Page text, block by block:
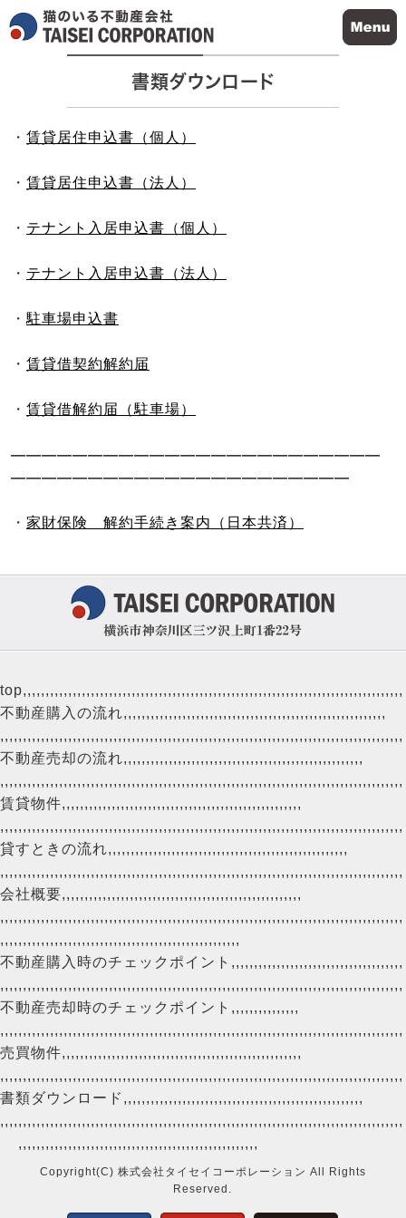
書類ダウンロード
・ 賃貸居住申込書（個人）
・ 賃貸居住申込書（法人）
・ テナント入居申込書（個人）
・ テナント入居申込書（法人）
・ 駐車場申込書
・ 賃貸借契約解約届
・ 賃貸借解約届（駐車場）
――――――――――――――――――――――――
――――――――――――――――――――――
・ 家財保険 解約手続き案内（日本共済）
top,,,,,,,,,,,,,,,,,,,,,,,,,,,,,,,,,,,,,,,,,,,,,,,,,,,,,,,,,,,,,,,,,,,,,,,,,,,,,,,,,,,,
,,,,,,,,,,,,,,,,,,,,,,,,,,,,,,,,,,,,,,,,,,,,,,,,,,,,,,,,,,
不動産購入の流れ
,,,,,,,,,,,,,,,,,,,,,,,,,,,,,,,,,,,,,,,,,,,,,,,,,,,,,,,,,,,,,,,,,,,,,,,,,,,,,,,,,,,,,,,,,
,,,,,,,,,,,,,,,,,,,,,,,,,,,,,,,,,,,,,,,,,,,,,,,,,,,,,
不動産売却の流れ
,,,,,,,,,,,,,,,,,,,,,,,,,,,,,,,,,,,,,,,,,,,,,,,,,,,,,,,,,,,,,,,,,,,,,,,,,,,,,,,,,,,,,,,,,
,,,,,,,,,,,,,,,,,,,,,,,,,,,,,,,,,,,,,,,,,,,,,,,,,,,,,
賃貸物件
,,,,,,,,,,,,,,,,,,,,,,,,,,,,,,,,,,,,,,,,,,,,,,,,,,,,,,,,,,,,,,,,,,,,,,,,,,,,,,,,,,,,,,,,,
,,,,,,,,,,,,,,,,,,,,,,,,,,,,,,,,,,,,,,,,,,,,,,,,,,,,,
貸すときの流れ
,,,,,,,,,,,,,,,,,,,,,,,,,,,,,,,,,,,,,,,,,,,,,,,,,,,,,,,,,,,,,,,,,,,,,,,,,,,,,,,,,,,,,,,,,
,,,,,,,,,,,,,,,,,,,,,,,,,,,,,,,,,,,,,,,,,,,,,,,,,,,,,
会社概要
,,,,,,,,,,,,,,,,,,,,,,,,,,,,,,,,,,,,,,,,,,,,,,,,,,,,,,,,,,,,,,,,,,,,,,,,,,,,,,,,,,,,,,,,,
,,,,,,,,,,,,,,,,,,,,,,,,,,,,,,,,,,,,,,,,,,,,,,,,,,,,,
不動産購入時のチェックポイント ,,,,,,,,,,,,,,,,,,,,,,,,,,,,,,,,,,,,,,
,,,,,,,,,,,,,,,,,,,,,,,,,,,,,,,,,,,,,,,,,,,,,,,,,,,,,,,,,,,,,,,,,,,,,,,,,,,,,,,,,,,,,,,,,
,,,,,,,,,,,,,,,
不動産売却時のチェックポイント
,,,,,,,,,,,,,,,,,,,,,,,,,,,,,,,,,,,,,,,,,,,,,,,,,,,,,,,,,,,,,,,,,,,,,,,,,,,,,,,,,,,,,,,,,
,,,,,,,,,,,,,,,,,,,,,,,,,,,,,,,,,,,,,,,,,,,,,,,,,,,,,
売買物件
,,,,,,,,,,,,,,,,,,,,,,,,,,,,,,,,,,,,,,,,,,,,,,,,,,,,,,,,,,,,,,,,,,,,,,,,,,,,,,,,,,,,,,,,,
,,,,,,,,,,,,,,,,,,,,,,,,,,,,,,,,,,,,,,,,,,,,,,,,,,,,,
書類ダウンロード
,,,,,,,,,,,,,,,,,,,,,,,,,,,,,,,,,,,,,,,,,,,,,,,,,,,,,,,,,,,,,,,,,,,,,,,,,,,,,,,,,,,,,,,,,
,,,,,,,,,,,,,,,,,,,,,,,,,,,,,,,,,,,,,,,,,,,,,,,,,,,,,
Copyright(C) 株式会社タイセイコーポレーション All Rights
Reserved.